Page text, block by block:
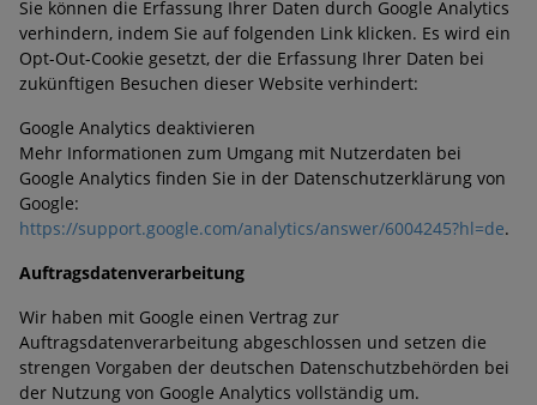
Sie können die Erfassung Ihrer Daten durch Google Analytics
verhindern, indem Sie auf folgenden Link klicken. Es wird ein
Opt-Out-Cookie gesetzt, der die Erfassung Ihrer Daten bei
zukünftigen Besuchen dieser Website verhindert:
Google Analytics deaktivieren
Mehr Informationen zum Umgang mit Nutzerdaten bei
Google Analytics finden Sie in der Datenschutzerklärung von
Google:
https://support.google.com/analytics/answer/6004245?hl=de.
Auftragsdatenverarbeitung
Wir haben mit Google einen Vertrag zur
Auftragsdatenverarbeitung abgeschlossen und setzen die
strengen Vorgaben der deutschen Datenschutzbehörden bei
der Nutzung von Google Analytics vollständig um.